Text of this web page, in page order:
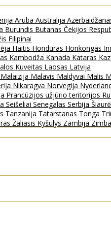
Aruba Australija
Burundis Butanas Čekijos
Filipinai
Haitis Hondūras Honkongas
Kambodža Kanada Kataras
Kuveitas Laosas Latvija
Malaizija Malavis Maldyvai Malis
Nikaragva Norvegija
Prancūzijos užjūrio teritorijos
Seišeliai Senegalas Serbija
Tanzanija Tatarstanas Tonga
Žaliasis Kyšulys Zambija